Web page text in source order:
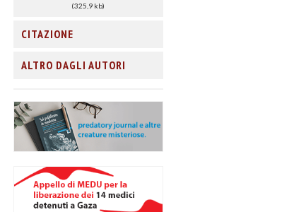
(325,9 kb)
CITAZIONE
ALTRO DAGLI AUTORI